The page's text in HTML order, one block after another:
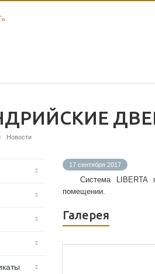
Новости
17 сентября 2017
Система LIBERTA
помещении.
Галерея